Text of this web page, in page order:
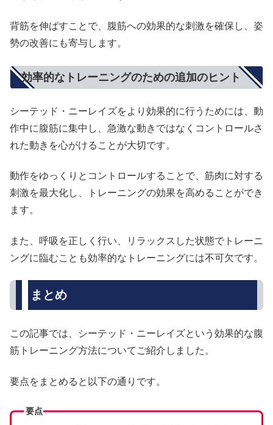
背筋を伸ばすことで、腹筋への効果的な刺激を確保し、姿
勢の改善にも寄与します。
効率的なトレーニングのための追加のヒント
シーテッド・ニーレイズをより効果的に行うためには、動
作中に腹筋に集中し、急激な動きではなくコントロールさ
れた動きを心がけることが大切です。
動作をゆっくりとコントロールすることで、筋肉に対する
刺激を最大化し、トレーニングの効果を高めることができ
ます。
また、呼吸を正しく行い、リラックスした状態でトレーニ
ングに臨むことも効率的なトレーニングには不可欠です。
まとめ
この記事では、シーテッド・ニーレイズという効果的な腹
筋トレーニング方法についてご紹介しました。
要点をまとめると以下の通りです。
要点